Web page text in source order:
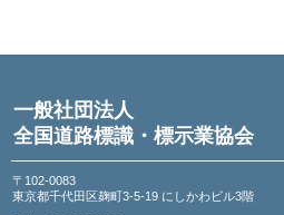
一般社団法人
全国道路標識・標示業協会
〒102-0083
東京都千代田区麹町3-5-19 にしかわビル3階